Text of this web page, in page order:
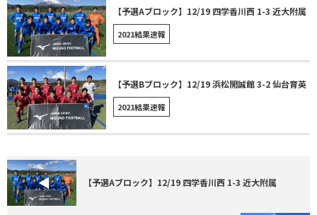
【予選Aブロック】12/19 四学香川西 1-3 近大附属
2021結果速報
【予選Bブロック】12/19 浜松開誠館 3-2 仙台育英
2021結果速報
【予選Aブロック】12/19 四学香川西 1-3 近大附属